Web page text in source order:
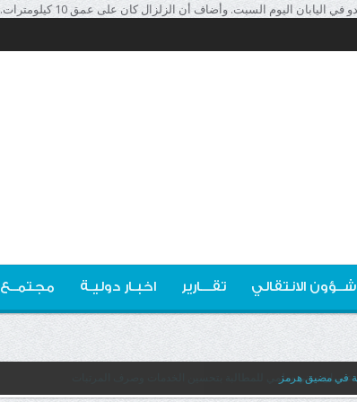
شــؤون الانتقالي تقـــارير اخبـار دوليـة مجتمــع